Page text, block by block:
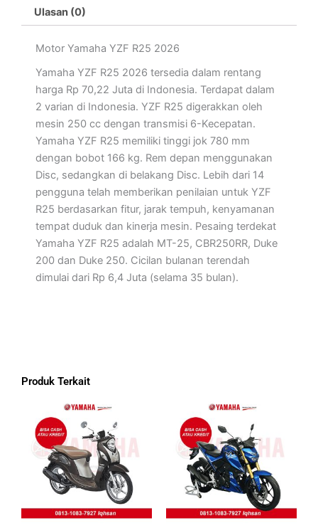
Ulasan (0)
Motor Yamaha YZF R25 2026
Yamaha YZF R25 2026 tersedia dalam rentang
harga Rp 70,22 Juta di Indonesia. Terdapat dalam
2 varian di Indonesia. YZF R25 digerakkan oleh
mesin 250 cc dengan transmisi 6-Kecepatan.
Yamaha YZF R25 memiliki tinggi jok 780 mm
dengan bobot 166 kg. Rem depan menggunakan
Disc, sedangkan di belakang Disc. Lebih dari 14
pengguna telah memberikan penilaian untuk YZF
R25 berdasarkan fitur, jarak tempuh, kenyamanan
tempat duduk dan kinerja mesin. Pesaing terdekat
Yamaha YZF R25 adalah MT-25, CBR250RR, Duke
200 dan Duke 250. Cicilan bulanan terendah
dimulai dari Rp 6,4 Juta (selama 35 bulan).
Produk Terkait
Rp20,850,000
Rp21,900,000
memiliki
beberapa
varian.
Pilihan
ini